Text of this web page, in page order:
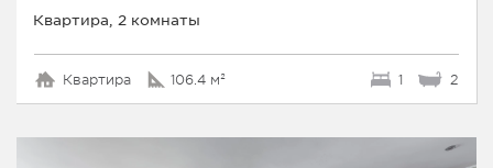
Квартира, 2 комнаты
Квартира 106.4 м² 1 2